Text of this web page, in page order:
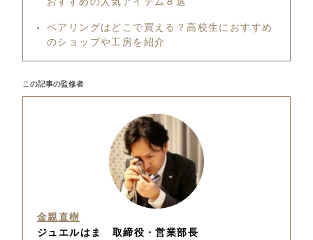
ペアリングはどこで買える？高校生におすすめ
のショップや工房を紹介
この記事の監修者
金親直樹
ジュエルはま 取締役・営業部長